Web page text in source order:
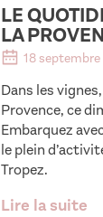
LE
LA
18
Dans les
Provence, ce
Embarquez
le plein
Tropez.
Lire la suite